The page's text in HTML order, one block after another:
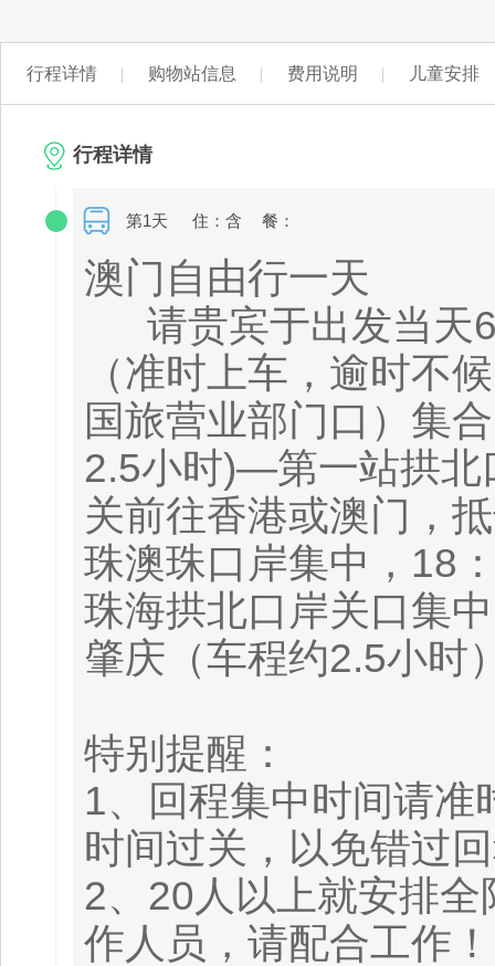
行程详情 购物站信息 费用说明 儿童安排
行程详情
第1天 住：含 餐：
澳门自由行一天
请贵宾于出发当天6
（准时上车，逾时不
国旅营业部门口）集
2.5小时)—第一站拱北
关前往香港或澳门，
珠澳珠口岸集中，18
珠海拱北口岸关口集
肇庆（车程约2.5小时
特别提醒：
1、回程集中时间请准
时间过关，以免错过
2、20人以上就安排
作人员，请配合工作！